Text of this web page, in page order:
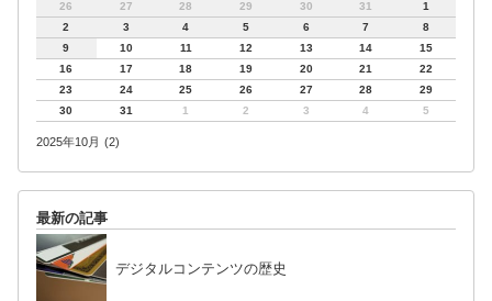
26
27 28 29 30 31
1
2
3 4 5 6 7
8
9
10 11 12 13 14
15
16
17 18 19 20 21
22
23
24 25 26 27 28
29
30
31 1 2 3 4 5
2025年10月 (2)
最新の記事
デジタルコンテンツの歴史